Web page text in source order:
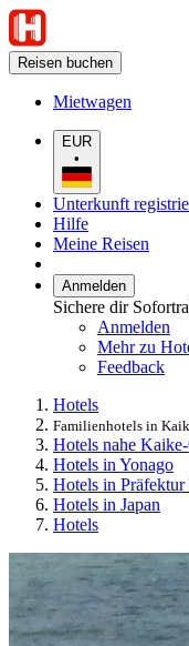
Reisen buchen
Mietwagen
EUR
•
Unterkunft
Hilfe
Meine Reisen
Anmelden
Sichere dir
Anmelden
Mehr zu
Feedback
Hotels
Familienhotels in
Hotels nahe
Hotels in Yonago
Hotels in Präfektur
Hotels in Japan
Hotels